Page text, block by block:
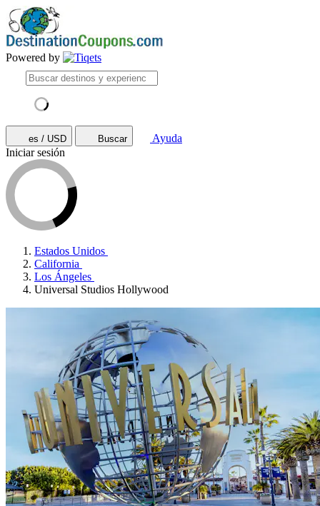
Powered by
es / USD Buscar
Ayuda
Iniciar sesión
Estados Unidos
California
Los Ángeles
Universal Studios Hollywood